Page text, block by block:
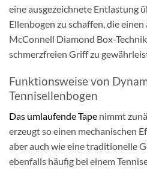
eine ausgezeichnete Entlastung
Ellenbogen zu schaffen, die
McConnell Diamond Box-
schmerzfreien Griff zu
Funktionsweise von
Tennisellenbogen
Das umlaufende Tape nimmt
erzeugt so einen mechanischen
aber auch wie eine traditionelle
ebenfalls häufig bei einem